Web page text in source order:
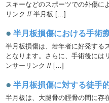
スキーなどのスポーツでの外傷に
リンク // 半月板 […]
● 半月板損傷における手術
半月板損傷は、若年者に好発する
となります。さらに、手術後には
ンサーリンク // […]
● 半月板損傷に対する徒手
半月板は、大腿骨の脛骨の間に存